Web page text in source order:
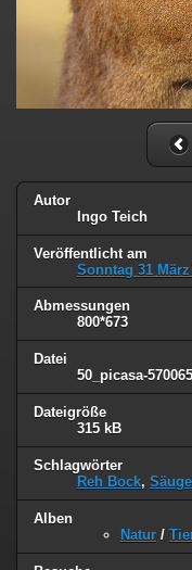
Autor
Ingo Teich
Veröffentlicht am
Sonntag 31 März
Abmessungen
800*673
Datei
50_picasa-
Dateigröße
315 kB
Schlagwörter
Reh Bock,
Alben
Natur /